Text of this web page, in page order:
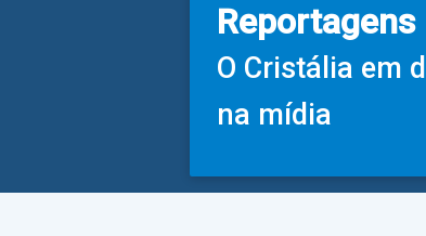
Reportagens
O Cristália em
na mídia